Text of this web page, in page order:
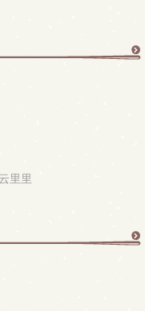
云里里